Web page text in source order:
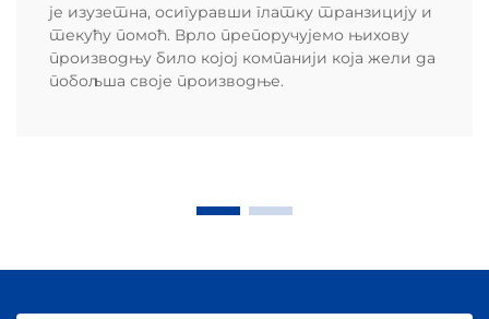
је изузетна, осигуравши глатку транзицију и
текућу помоћ. Врло препоручујемо њихову
производњу било којој компанији која жели да
побољша своје производње.